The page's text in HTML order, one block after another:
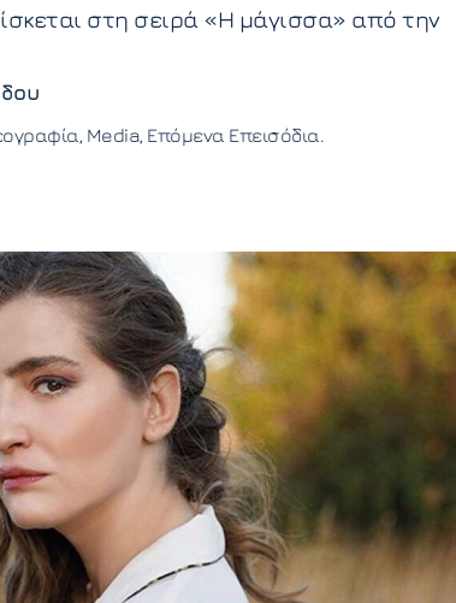
στη σειρά «Η μάγισσα» από την
Media Επόμενα Επεισόδια